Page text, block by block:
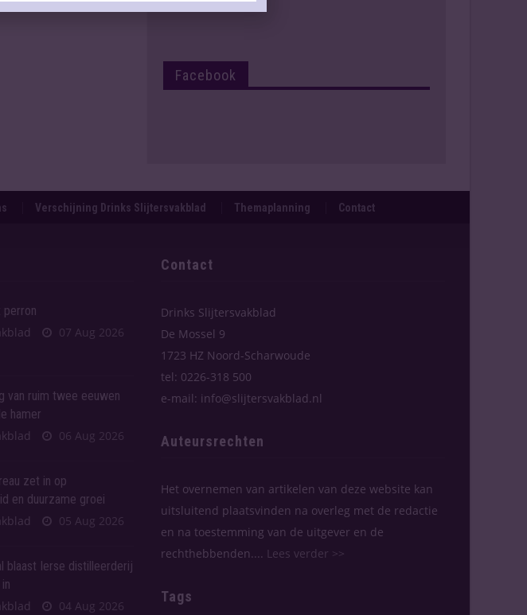
Facebook
Verschijning Drinks Slijtersvakblad Themaplanning Contact
perron
07 Aug 2026
van ruim twee eeuwen
hamer
06 Aug 2026
zet in op
en duurzame groei
05 Aug 2026
blaast Ierse distilleerderij
04 Aug 2026
Contact
Drinks Slijtersvakblad
De Mossel 9
1723 HZ Noord-Scharwoude
tel: 0226-318 500
e-mail: info@slijtersvakblad.nl
Auteursrechten
Het overnemen van artikelen van deze website kan
uitsluitend plaatsvinden na overleg met de redactie
en na toestemming van de uitgever en de
rechthebbenden.... Lees verder >>
Tags